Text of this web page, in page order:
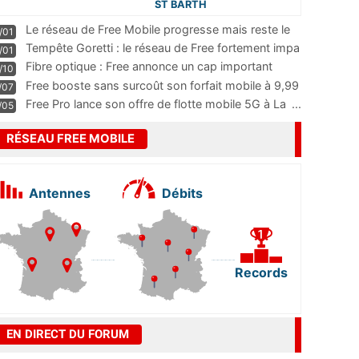
ST BARTH
Le réseau de Free Mobile progresse mais reste le
m
...
Tempête Goretti : le réseau de Free fortement impa
Fibre optique : Free annonce un cap important
pass
...
Free booste sans surcoût son forfait mobile à 9,99
Free Pro lance son offre de flotte mobile 5G à La ...
RÉSEAU FREE MOBILE
Antennes Débits
Records
EN DIRECT DU FORUM